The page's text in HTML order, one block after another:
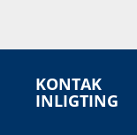
KONTAK
INLIGTING